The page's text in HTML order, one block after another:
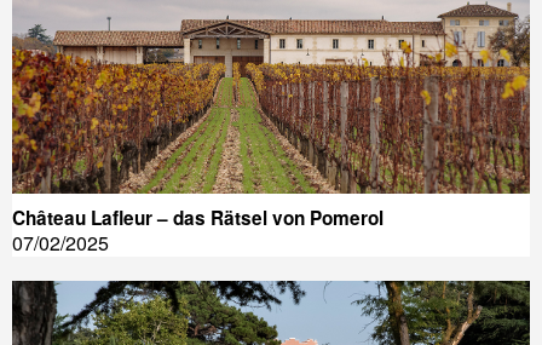
Château Lafleur – das Rätsel von Pomerol
07/02/2025